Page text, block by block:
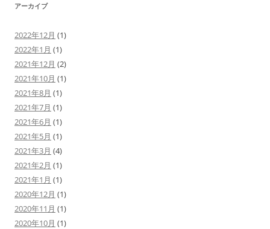
アーカイブ
2022年12月 (1)
2022年1月 (1)
2021年12月 (2)
2021年10月 (1)
2021年8月 (1)
2021年7月 (1)
2021年6月 (1)
2021年5月 (1)
2021年3月 (4)
2021年2月 (1)
2021年1月 (1)
2020年12月 (1)
2020年11月 (1)
2020年10月 (1)